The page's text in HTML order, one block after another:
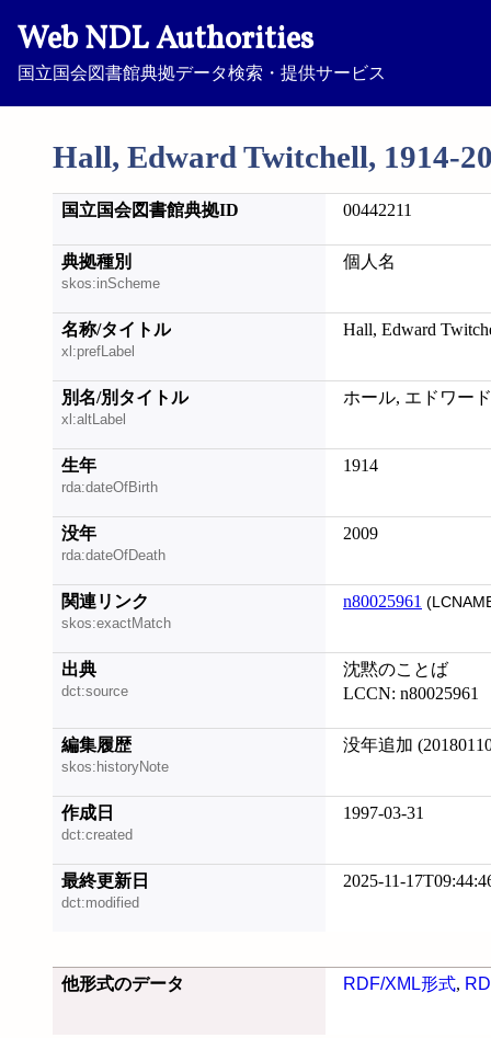
Web NDL Authorities
国立国会図書館典拠データ検索・提供サービス
Hall, Edward Twitchell, 1914-
国立国会図書館典拠ID 00442211
典拠種別
skos:inScheme
個人名
名称/タイトル
xl:prefLabel
Hall, Edward
別名/別タイトル
xl:altLabel
ホール, エドワー
生年
rda:dateOfBirth
1914
没年
rda:dateOfDeath
2009
関連リンク
skos:exactMatch
n80025961
出典
dct:source
沈黙のことば
LCCN: n80025961
編集履歴
skos:historyNote
没年追加
作成日
dct:created
1997-03-31
最終更新日
dct:modified
2025-11-
他形式のデータ RDF/XML形式,